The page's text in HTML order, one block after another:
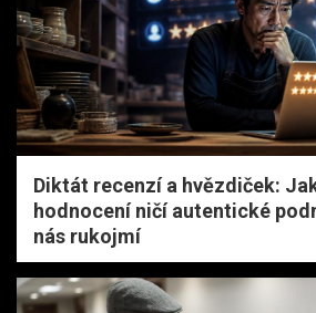
Diktát recenzí a hvězdiček:
hodnocení ničí autentické
nás rukojmí